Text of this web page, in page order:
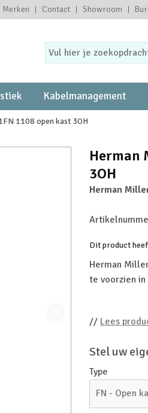
Merken Contact Showroom
Kabelmanagement
1108 open kast 3OH
Herman
3OH
Herman
Dit product
Herman
te voorzien
// Lees
Stel uw
Type
FN - Open